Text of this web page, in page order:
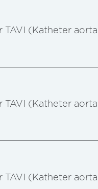
(Katheter
(Katheter
(Katheter